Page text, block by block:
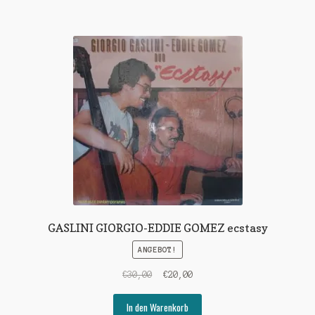
GASLINI GIORGIO-EDDIE GOMEZ ecstasy
ANGEBOT!
€30,00
Ursprünglicher
war:
€20,00Aktueller
In den Warenkorb